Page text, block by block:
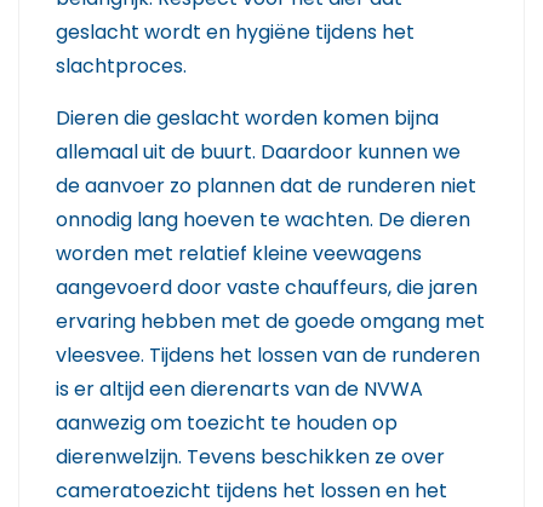
geslacht wordt en hygiëne tijdens het
slachtproces.
Dieren die geslacht worden komen bijna
allemaal uit de buurt. Daardoor kunnen we
de aanvoer zo plannen dat de runderen niet
onnodig lang hoeven te wachten. De dieren
worden met relatief kleine veewagens
aangevoerd door vaste chauffeurs, die jaren
ervaring hebben met de goede omgang met
vleesvee. Tijdens het lossen van de runderen
is er altijd een dierenarts van de NVWA
aanwezig om toezicht te houden op
dierenwelzijn. Tevens beschikken ze over
cameratoezicht tijdens het lossen en het